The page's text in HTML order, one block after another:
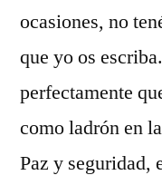
ocasiones, no
que yo os
perfectamente
como ladrón en
Paz y seguridad,